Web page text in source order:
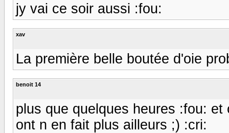
jy vai ce soir aussi :fou:
xav
La première belle boutée d'oie
benoit 14
plus que quelques heures :fou:
ont n en fait plus ailleurs ;) :cri: